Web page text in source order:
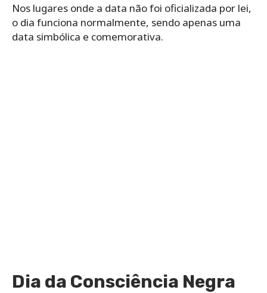
Nos lugares onde a data não foi oficializada por lei,
o dia funciona normalmente, sendo apenas uma
data simbólica e comemorativa.
Dia da Consciência Negra